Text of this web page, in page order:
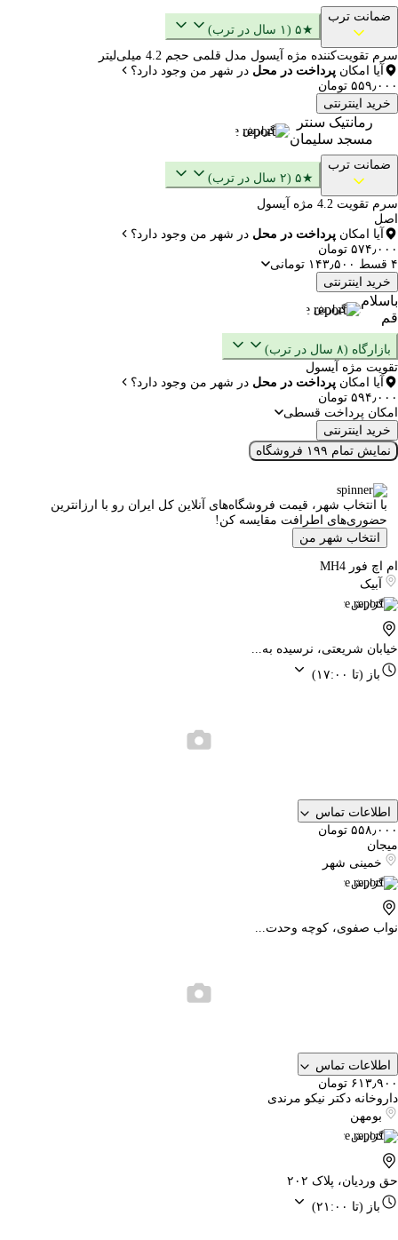
ضمانت ترب
★۵ (۱ سال در ترب)
سرم تقویت‌کننده مژه آیسول مدل قلمی حجم 4.2 میلی‌لیتر
آیا امکان پرداخت در محل در شهر من وجود دارد؟
۵۵۹٫۰۰۰ تومان
خرید اینترنتی
رمانتیک سنتر
مسجد سلیمان
گزارش
ضمانت ترب
★۵ (۲ سال در ترب)
سرم تقویت 4.2 مژه آیسول
اصل
آیا امکان پرداخت در محل در شهر من وجود دارد؟
۵۷۴٫۰۰۰ تومان
۴ قسط ۱۴۳٫۵۰۰ تومانی
خرید اینترنتی
باسلام
قم
گزارش
بازارگاه (۸ سال در ترب)
تقویت مژه آیسول
آیا امکان پرداخت در محل در شهر من وجود دارد؟
۵۹۴٫۰۰۰ تومان
امکان پرداخت قسطی
خرید اینترنتی
نمایش تمام ۱۹۹ فروشگاه
با انتخاب شهر، قیمت فروشگاه‌های آنلاین کل ایران رو با ارزانترین
حضوری‌های اطرافت مقایسه کن!
انتخاب شهر من
ام اچ فور MH4
آبیک
گزارش
خیابان شریعتی، نرسیده به...
باز (تا ۱۷:۰۰)
اطلاعات تماس
۵۵۸٫۰۰۰ تومان
میجان
خمینی شهر
گزارش
نواب صفوی، کوچه وحدت...
اطلاعات تماس
۶۱۳٫۹۰۰ تومان
داروخانه دکتر نیکو مرندی
بومهن
گزارش
حق وردیان، پلاک ۲۰۲
باز (تا ۲۱:۰۰)